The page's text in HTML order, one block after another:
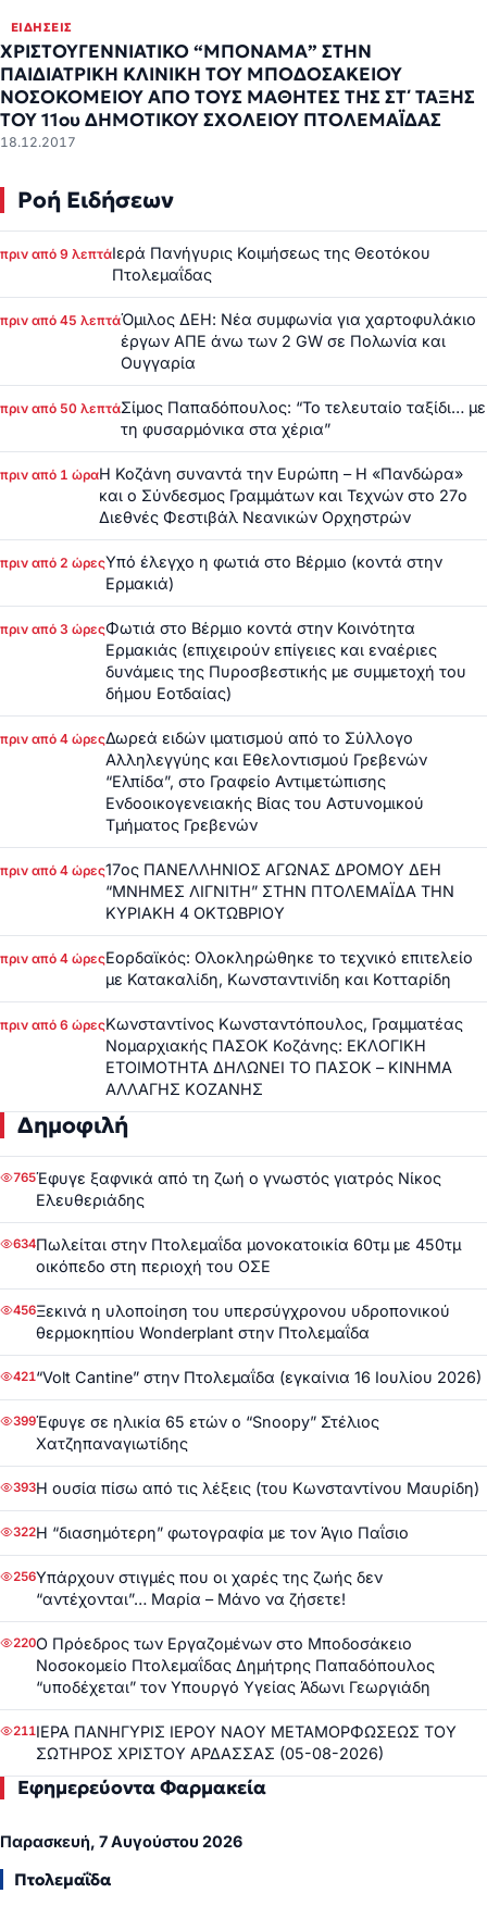
ΕΙΔΉΣΕΙΣ
ΧΡΙΣΤΟΥΓΕΝΝΙΑΤΙΚΟ “ΜΠΟΝΑΜΑ” ΣΤΗΝ
ΠΑΙΔΙΑΤΡΙΚΗ ΚΛΙΝΙΚΗ ΤΟΥ ΜΠΟΔΟΣΑΚΕΙΟΥ
ΝΟΣΟΚΟΜΕΙΟΥ ΑΠΟ ΤΟΥΣ ΜΑΘΗΤΕΣ ΤΗΣ ΣΤ΄ ΤΑΞΗΣ
ΤΟΥ 11ου ΔΗΜΟΤΙΚΟΥ ΣΧΟΛΕΙΟΥ ΠΤΟΛΕΜΑΪΔΑΣ
18.12.2017
Ροή Ειδήσεων
πριν από 9 λεπτάΙερά Πανήγυρις Κοιμήσεως της Θεοτόκου
Πτολεμαΐδας
πριν από 45 λεπτάΌμιλος ΔΕΗ: Νέα συμφωνία για χαρτοφυλάκιο
έργων ΑΠΕ άνω των 2 GW σε Πολωνία και
Ουγγαρία
πριν από 50 λεπτάΣίμος Παπαδόπουλος: “Το τελευταίο ταξίδι… με
τη φυσαρμόνικα στα χέρια”
πριν από 1 ώραΗ Κοζάνη συναντά την Ευρώπη – Η «Πανδώρα»
και ο Σύνδεσμος Γραμμάτων και Τεχνών στο 27ο
Διεθνές Φεστιβάλ Νεανικών Ορχηστρών
πριν από 2 ώρεςΥπό έλεγχο η φωτιά στο Βέρμιο (κοντά στην
Ερμακιά)
πριν από 3 ώρεςΦωτιά στο Βέρμιο κοντά στην Κοινότητα
Ερμακιάς (επιχειρούν επίγειες και εναέριες
δυνάμεις της Πυροσβεστικής με συμμετοχή του
δήμου Εοτδαίας)
πριν από 4 ώρεςΔωρεά ειδών ιματισμού από το Σύλλογο
Αλληλεγγύης και Εθελοντισμού Γρεβενών
“Ελπίδα”, στο Γραφείο Αντιμετώπισης
Ενδοοικογενειακής Βίας του Αστυνομικού
Τμήματος Γρεβενών
πριν από 4 ώρες17ος ΠΑΝΕΛΛΗΝΙΟΣ ΑΓΩΝΑΣ ΔΡΟΜΟΥ ΔΕΗ
“ΜΝΗΜΕΣ ΛΙΓΝΙΤΗ” ΣΤΗΝ ΠΤΟΛΕΜΑΪΔΑ ΤΗΝ
ΚΥΡΙΑΚΗ 4 ΟΚΤΩΒΡΙΟΥ
πριν από 4 ώρεςΕορδαϊκός: Ολοκληρώθηκε το τεχνικό επιτελείο
με Κατακαλίδη, Κωνσταντινίδη και Κοτταρίδη
πριν από 6 ώρεςΚωνσταντίνος Κωνσταντόπουλος, Γραμματέας
Νομαρχιακής ΠΑΣΟΚ Κοζάνης: ΕΚΛΟΓΙΚΗ
ΕΤΟΙΜΟΤΗΤΑ ΔΗΛΩΝΕΙ ΤΟ ΠΑΣΟΚ – ΚΙΝΗΜΑ
ΑΛΛΑΓΗΣ ΚΟΖΑΝΗΣ
Δημοφιλή
765Έφυγε ξαφνικά από τη ζωή ο γνωστός γιατρός Νίκος
Ελευθεριάδης
634Πωλείται στην Πτολεμαΐδα μονοκατοικία 60τμ με 450τμ
οικόπεδο στη περιοχή του ΟΣΕ
456Ξεκινά η υλοποίηση του υπερσύγχρονου υδροπονικού
θερμοκηπίου Wonderplant στην Πτολεμαΐδα
421“Volt Cantine” στην Πτολεμαΐδα (εγκαίνια 16 Ιουλίου 2026)
399Έφυγε σε ηλικία 65 ετών ο “Snoopy” Στέλιος
Χατζηπαναγιωτίδης
393Η ουσία πίσω από τις λέξεις (του Κωνσταντίνου Μαυρίδη)
322Η “διασημότερη” φωτογραφία με τον Άγιο Παΐσιο
256Υπάρχουν στιγμές που οι χαρές της ζωής δεν
“αντέχονται”… Μαρία – Μάνο να ζήσετε!
220Ο Πρόεδρος των Εργαζομένων στο Μποδοσάκειο
Νοσοκομείο Πτολεμαΐδας Δημήτρης Παπαδόπουλος
“υποδέχεται” τον Υπουργό Υγείας Άδωνι Γεωργιάδη
211ΙΕΡΑ ΠΑΝΗΓΥΡΙΣ ΙΕΡΟΥ ΝΑΟΥ ΜΕΤΑΜΟΡΦΩΣΕΩΣ ΤΟΥ
ΣΩΤΗΡΟΣ ΧΡΙΣΤΟΥ ΑΡΔΑΣΣΑΣ (05-08-2026)
Εφημερεύοντα Φαρμακεία
Παρασκευή, 7 Αυγούστου 2026
Πτολεμαΐδα